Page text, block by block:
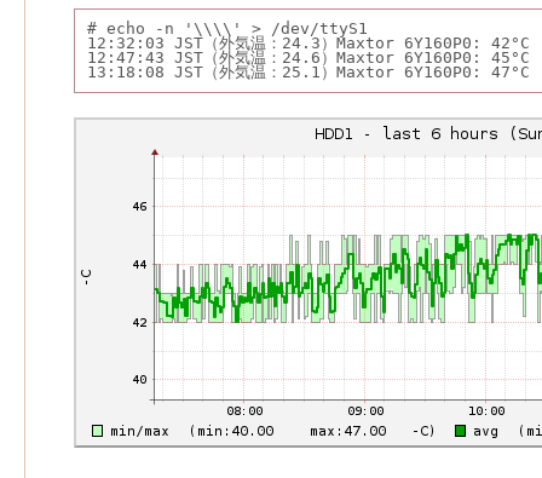
# echo -n '\\\\' > /dev/ttyS1
12:32:03 JST（外気温：24.3）Maxtor 6Y160P0: 42°C
12:47:43 JST（外気温：24.6）Maxtor 6Y160P0: 45°C
13:18:08 JST（外気温：25.1）Maxtor 6Y160P0: 47°C